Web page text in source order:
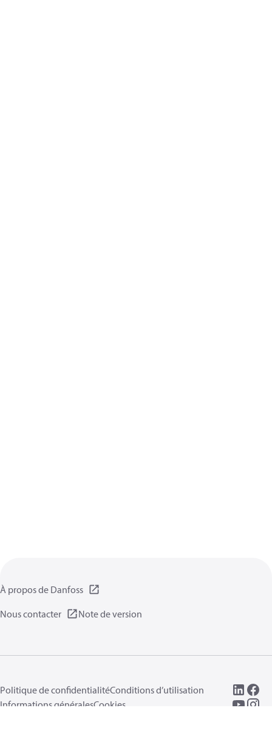
À propos de Danfoss
Nous contacter
Note de version
Politique de confidentialitéConditions d’utilisation
Informations généralesCookies